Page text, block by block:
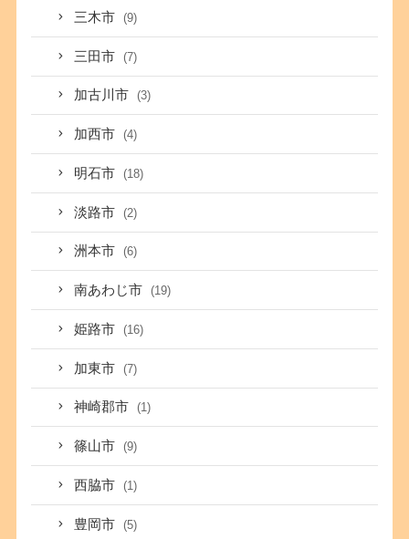
三木市 (9)
三田市 (7)
加古川市 (3)
加西市 (4)
明石市 (18)
淡路市 (2)
洲本市 (6)
南あわじ市 (19)
姫路市 (16)
加東市 (7)
神崎郡市 (1)
篠山市 (9)
西脇市 (1)
豊岡市 (5)